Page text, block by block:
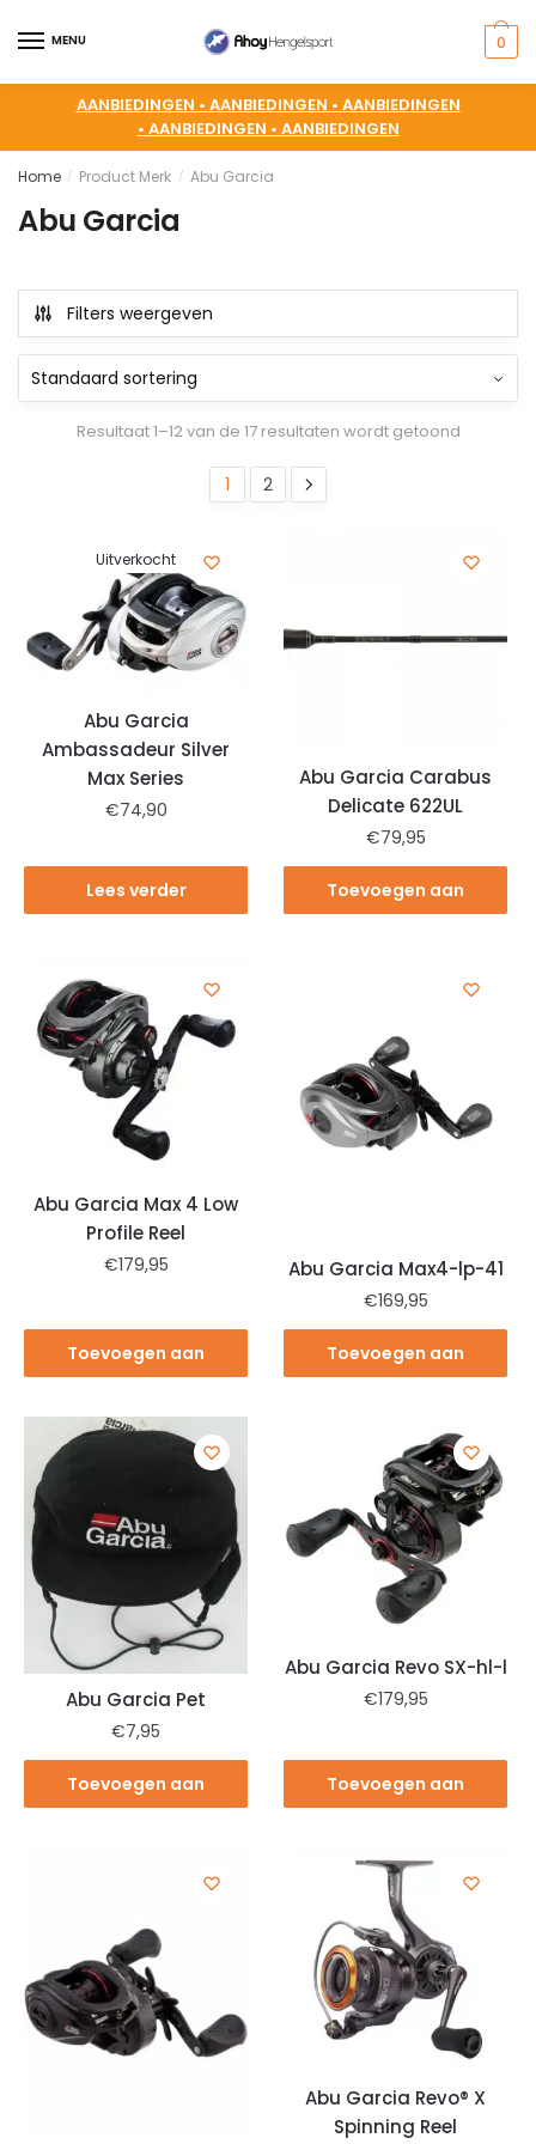
MENU 0
AANBIEDINGEN • AANBIEDINGEN • AANBIEDINGEN
• AANBIEDINGEN • AANBIEDINGEN
Home / Product Merk / Abu Garcia
Abu Garcia
Filters weergeven
Resultaat 1–12 van de 17 resultaten wordt getoond
1 2
Uitverkocht
Abu Garcia
Ambassadeur Silver
Max Series
€74,90
Lees verder
Abu Garcia Carabus
Delicate 622UL
€79,95
Toevoegen aan
Abu Garcia Max 4 Low
Profile Reel
€179,95
Toevoegen aan
Abu Garcia Max4-lp-41
€169,95
Toevoegen aan
Abu Garcia Pet
€7,95
Toevoegen aan
Abu Garcia Revo SX-hl-l
€179,95
Toevoegen aan
Abu Garcia Revo® X
Spinning Reel